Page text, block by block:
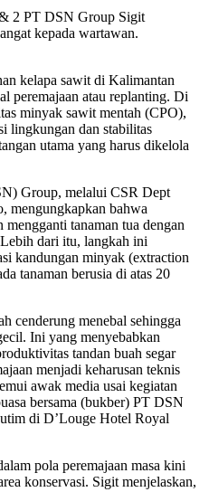
2 PT DSN Group Sigit
kepada wartawan.
kelapa sawit di Kalimantan
peremajaan atau replanting. Di
minyak sawit mentah (CPO),
lingkungan dan stabilitas
utama yang harus dikelola
Group, melalui CSR Dept
mengungkapkan bahwa
mengganti tanaman tua dengan
dari itu, langkah ini
kandungan minyak (extraction
tanaman berusia di atas 20
cenderung menebal sehingga
Ini yang menyebabkan
tandan buah segar
menjadi keharusan teknis
awak media usai kegiatan
bersama (bukber) PT DSN
di D’Louge Hotel Royal
pola peremajaan masa kini
konservasi. Sigit menjelaskan,